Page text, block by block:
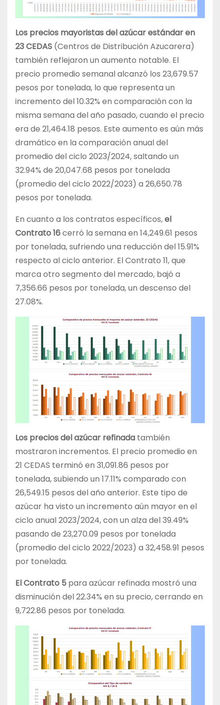
Los precios mayoristas del azúcar estándar en
23 CEDAS (Centros de Distribución Azucarera)
también reflejaron un aumento notable. El
precio promedio semanal alcanzó los 23,679.57
pesos por tonelada, lo que representa un
incremento del 10.32% en comparación con la
misma semana del año pasado, cuando el precio
era de 21,464.18 pesos. Este aumento es aún más
dramático en la comparación anual del
promedio del ciclo 2023/2024, saltando un
32.94% de 20,047.68 pesos por tonelada
(promedio del ciclo 2022/2023) a 26,650.78
pesos por tonelada.
En cuanto a los contratos específicos,el
Contrato 16cerró la semana en 14,249.61 pesos
por tonelada, sufriendo una reducción del 15.91%
respecto al ciclo anterior. El Contrato 11, que
marca otro segmento del mercado, bajó a
7,356.66 pesos por tonelada, un descenso del
27.08%.
Los precios del azúcar refinada también
mostraron incrementos. El precio promedio en
21 CEDAS terminó en 31,091.86 pesos por
tonelada, subiendo un 17.11% comparado con
26,549.15 pesos del año anterior. Este tipo de
azúcar ha visto un incremento aún mayor en el
ciclo anual 2023/2024, con un alza del 39.49%
pasando de 23,270.09 pesos por tonelada
(promedio del ciclo 2022/2023) a 32,458.91 pesos
por tonelada.
El Contrato 5 para azúcar refinada mostró una
disminución del 22.34% en su precio, cerrando en
9,722.86 pesos por tonelada.